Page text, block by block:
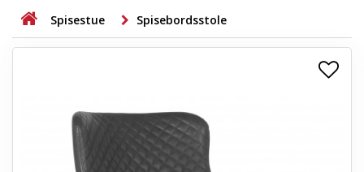
+
STUE
+
BØRNEMØBLER
KONTORMØBLER
Spisestue Spisebordsstole